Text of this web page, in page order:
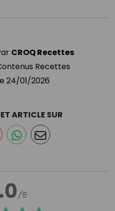
CROQ Recettes
Recettes
24/01/2026
/5
ARTICLE SUR